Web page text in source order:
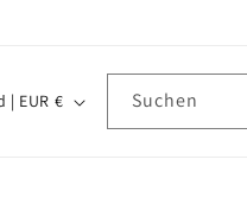
Deutschland | EUR € Suchen